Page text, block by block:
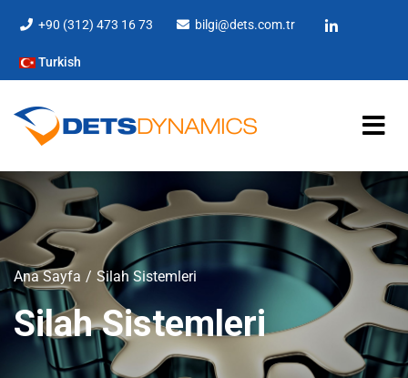
+90 (312) 473 16 73 bilgi@dets.com.tr
Turkish
Ana Sayfa Silah Sistemleri
Silah Sistemleri